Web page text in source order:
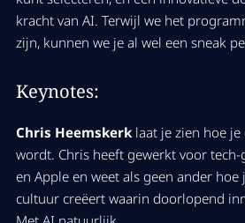
kracht van AI. Terwijl we het
zijn, kunnen we je al wel een sneak
Keynotes:
Chris Heemskerklaat je zien hoe
wordt. Chris heeft gewerkt voor
en Apple en weet als geen ander hoe
cultuur creëert waarin doorlopend